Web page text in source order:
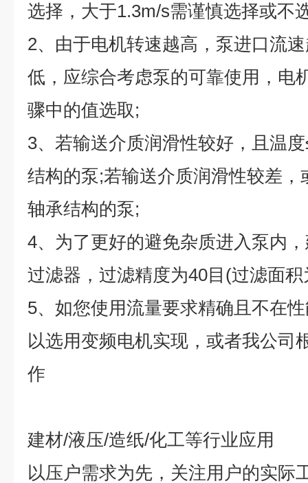
选择，大于1.3m/s需谨慎选择或不
2、由于电机转速越高，泵进口流
低，应综合考虑泵的可靠使用，电
骤中的值选取;
3、若输送介质润滑性较好，且温度
结构的泵;若输送介质润滑性较差，
轴承结构的泵;
4、为了更好的避免杂质进入泵内
过滤器，过滤精度为40目 (过滤面
5、如您使用流量要求精确且不在
以选用变频电机实现，或者我公司
作
建材/液压/造纸/化工等行业应用
以压户需求为先，关注用户的实际